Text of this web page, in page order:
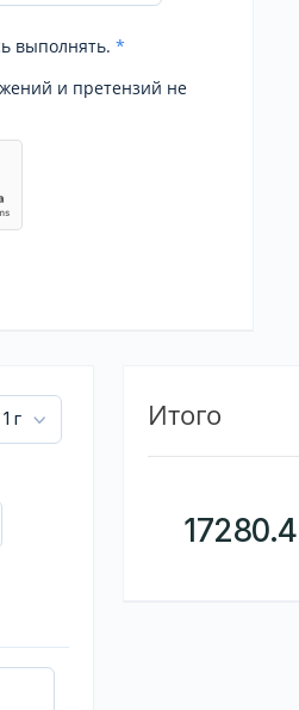
выполнять. *
и претензий не
Итого
17280.4